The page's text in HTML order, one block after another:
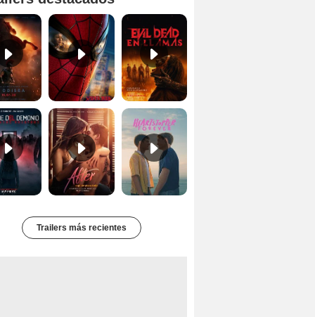
Primer tráiler oficial de 'La Odisea' 'Spider-Man Un Nuevo Día' - Tráiler oficial subtitulado
Tráiler de 'After: Aquí empieza todo' Primer Tráiler Oficial en Español de 'Heartstopper Forever'
Trailers más recientes